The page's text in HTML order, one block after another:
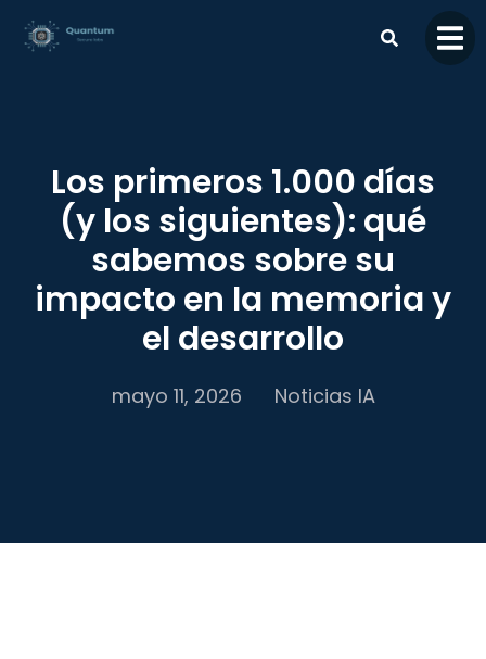
contenido
Los primeros 1.000 días
(y los siguientes): qué
sabemos sobre su
impacto en la memoria y
el desarrollo
mayo 11, 2026 Noticias IA